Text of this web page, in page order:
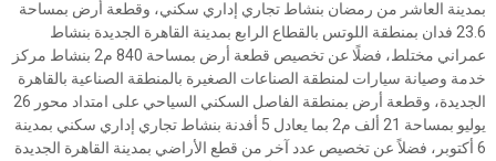
بمدينة العاشر من رمضان بنشاط تجاري إداري سكني، وقطعة أرض بمساحة
23.6 فدان بمنطقة اللوتس بالقطاع الرابع بمدينة القاهرة الجديدة بنشاط
عمراني مختلط، فضلًا عن تخصيص قطعة أرض بمساحة 840 م2 بنشاط مركز
خدمة وصيانة سيارات لمنطقة الصناعات الصغيرة بالمنطقة الصناعية بالقاهرة
الجديدة، وقطعة أرض بمنطقة الفاصل السكني السياحي على امتداد محور 26
يوليو بمساحة 21 ألف م2 بما يعادل 5 أفدنة بنشاط تجاري إداري سكني بمدينة
6 أكتوبر، فضلاً عن تخصيص عدد آخر من قطع الأراضي بمدينة القاهرة الجديدة